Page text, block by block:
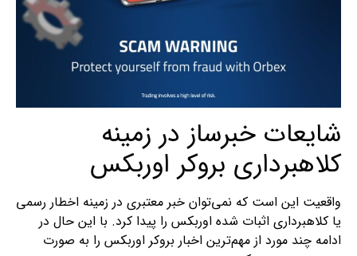
شایعات خبرساز در زمینه
کلاهبرداری بروکر اوربکس
واقعیت این است که نمی‌توان خبر معتبری در زمینه اخطار رسمی
یا کلاهبرداری اثبات شده اوربکس را پیدا کرد. با این حال در
ادامه چند مورد از مهم‌ترین اخبار بروکر اوربکس را به صورت